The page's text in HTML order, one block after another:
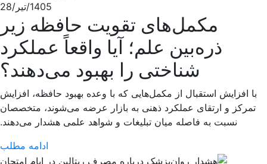
1405/تیر/28
مکمل‌های تقویت حافظه زیر
ذره‌بین علم؛ آیا واقعاً عملکرد
شناختی را بهبود می‌دهند؟
با افزایش استقبال از مکمل‌هایی که با وعده بهبود حافظه، افزایش
تمرکز و ارتقای عملکرد ذهنی به بازار عرضه می‌شوند، متخصصان
نسبت به فاصله میان تبلیغات و شواهد علمی هشدار می‌دهند.
ادامه مطلب